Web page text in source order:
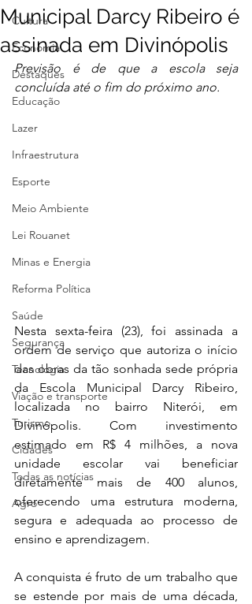
Cultura
Economia
Destaques
Educação
Lazer
Infraestrutura
Esporte
Meio Ambiente
Lei Rouanet
Minas e Energia
Reforma Política
Saúde
Segurança
Tecnologia
Viação e transporte
Turismo
Cidades
Todas as notícias
Agro
Municipal Darcy Ribeiro é
assinada em Divinópolis
Previsão é de que a escola seja
concluída até o fim do próximo ano.
Nesta sexta-feira (23), foi assinada a
ordem de serviço que autoriza o início
das obras da tão sonhada sede própria
da Escola Municipal Darcy Ribeiro,
localizada no bairro Niterói, em
Divinópolis. Com investimento
estimado em R$ 4 milhões, a nova
unidade escolar vai beneficiar
diretamente mais de 400 alunos,
oferecendo uma estrutura moderna,
segura e adequada ao processo de
ensino e aprendizagem.
A conquista é fruto de um trabalho que
se estende por mais de uma década,